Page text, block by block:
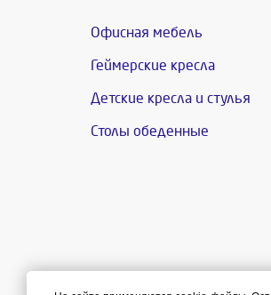
Офисная мебель
Геймерские кресла
Детские кресла и стулья
Столы обеденные